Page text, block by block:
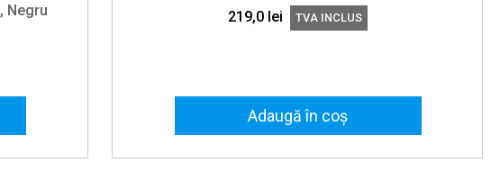
Negru
219,0 lei TVA INCLUS
Adaugă în coș